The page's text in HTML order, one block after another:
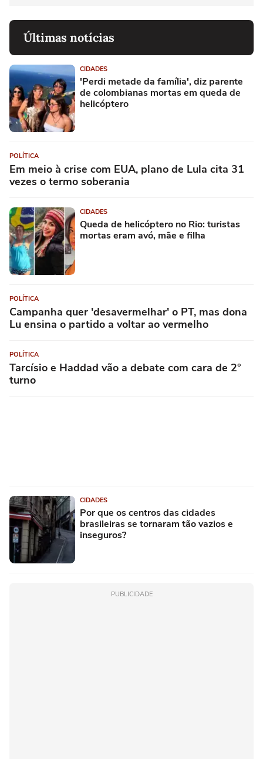
Últimas notícias
CIDADES
'Perdi metade da família', diz parente
de colombianas mortas em queda de
helicóptero
POLÍTICA
Em meio à crise com EUA, plano de Lula cita 31
vezes o termo soberania
CIDADES
Queda de helicóptero no Rio: turistas
mortas eram avó, mãe e filha
POLÍTICA
Campanha quer 'desavermelhar' o PT, mas dona
Lu ensina o partido a voltar ao vermelho
POLÍTICA
Tarcísio e Haddad vão a debate com cara de 2°
turno
CIDADES
Por que os centros das cidades
brasileiras se tornaram tão vazios e
inseguros?
PUBLICIDADE